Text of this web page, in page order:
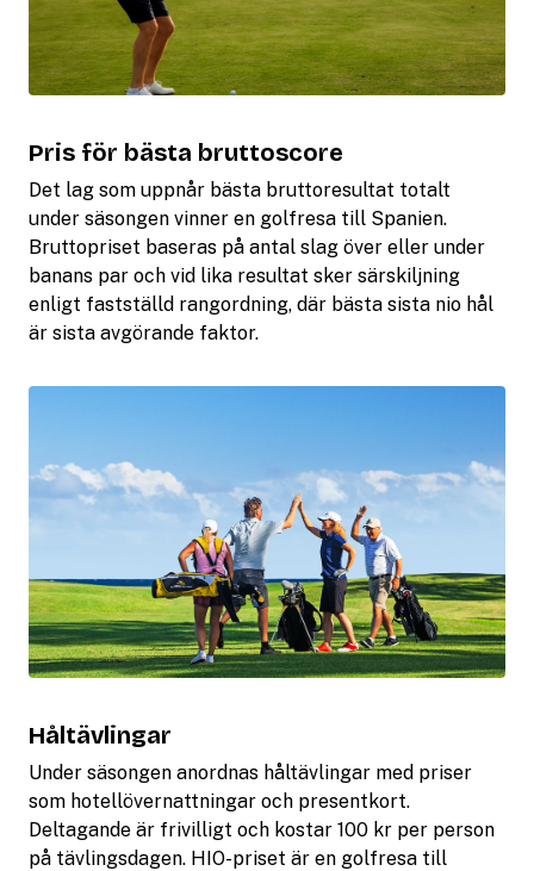
Pris för bästa bruttoscore
Det lag som uppnår bästa bruttoresultat totalt
under säsongen vinner en golfresa till Spanien.
Bruttopriset baseras på antal slag över eller under
banans par och vid lika resultat sker särskiljning
enligt fastställd rangordning, där bästa sista nio hål
är sista avgörande faktor.
Håltävlingar
Under säsongen anordnas håltävlingar med priser
som hotellövernattningar och presentkort.
Deltagande är frivilligt och kostar 100 kr per person
på tävlingsdagen. HIO-priset är en golfresa till